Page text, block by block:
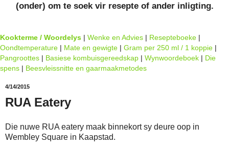
(onder) om te soek vir resepte of ander inligting.
Kookterme / Woordelys | Wenke en Advies | Resepteboeke |
Oondtemperature | Mate en gewigte | Gram per 250 ml / 1 koppie |
Pangroottes | Basiese kombuisgereedskap | Wynwoordeboek | Die
spens | Beesvleissnitte en gaarmaakmetodes
4/14/2015
RUA Eatery
Die nuwe RUA eatery maak binnekort sy deure oop in
Wembley Square in Kaapstad.